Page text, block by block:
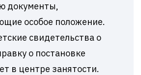
документы,
особое положение.
свидетельства о
о постановке
в центре занятости.